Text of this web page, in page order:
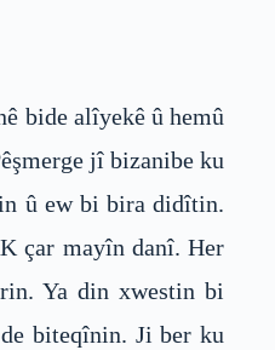
bide alîyekê û hemû
jî bizanibe ku
û ew bi bira didîtin.
çar mayîn danî. Her
Ya din xwestin bi
biteqînin. Ji ber ku